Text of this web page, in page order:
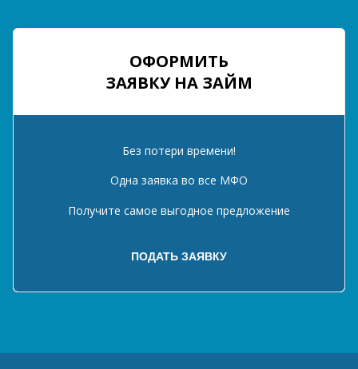
ОФОРМИТЬ
ЗАЯВКУ НА ЗАЙМ
Без потери времени!
Одна заявка во все МФО
Получите самое выгодное предложение